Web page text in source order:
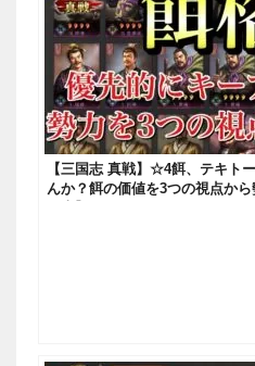
【三国志 真戦】☆4餌、テキト
んか？餌の価値を3つの視点か